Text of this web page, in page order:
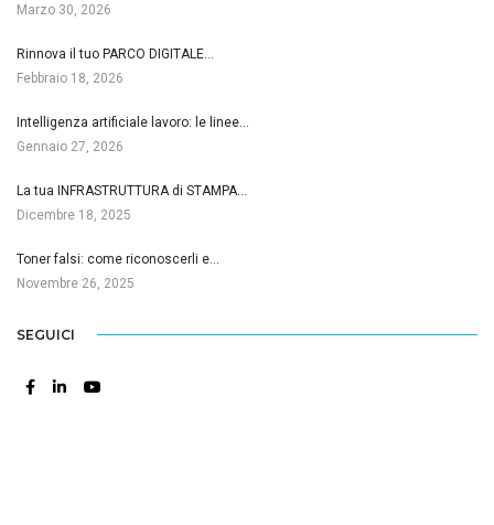
Marzo 30, 2026
Rinnova il tuo PARCO DIGITALE…
Febbraio 18, 2026
Intelligenza artificiale lavoro: le linee…
Gennaio 27, 2026
La tua INFRASTRUTTURA di STAMPA…
Dicembre 18, 2025
Toner falsi: come riconoscerli e…
Novembre 26, 2025
SEGUICI